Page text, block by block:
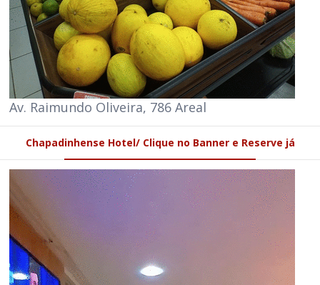
Av. Raimundo Oliveira, 786 Areal
Chapadinhense Hotel/ Clique no Banner e Reserve já